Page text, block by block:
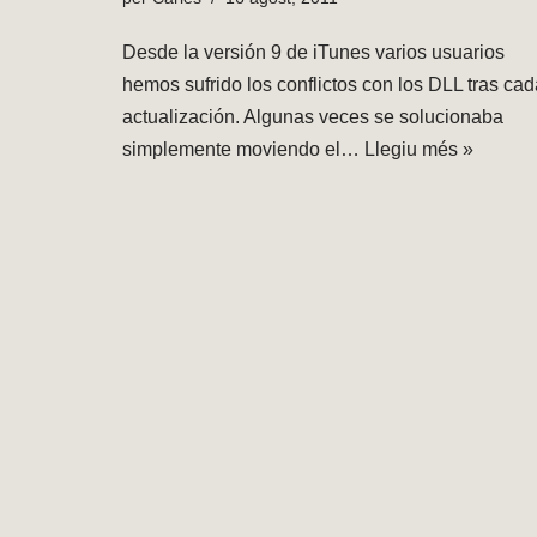
Desde la versión 9 de iTunes varios usuarios
hemos sufrido los conflictos con los DLL tras
actualización. Algunas veces se solucionaba
simplemente moviendo el… Llegiu més »